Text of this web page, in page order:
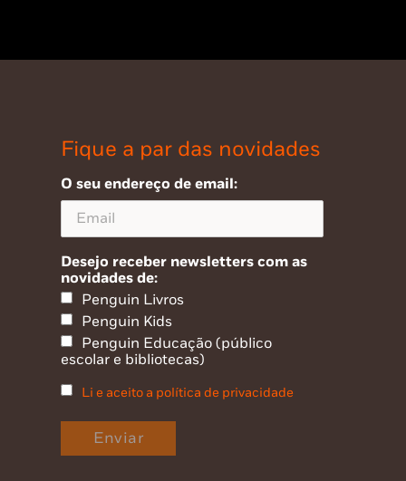
Fique a par das novidades
O seu endereço de email:
Desejo receber newsletters com as
novidades de:
Penguin Livros
Penguin Kids
Penguin Educação (público
escolar e bibliotecas)
Li e aceito a política de privacidade